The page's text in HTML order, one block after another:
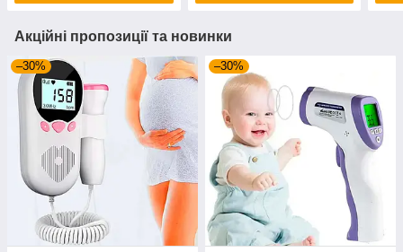
Акційні пропозиції та новинки
–30% –30%